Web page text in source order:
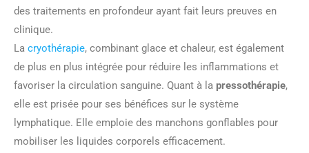
des traitements en profondeur ayant fait leurs preuves en
clinique.
La cryothérapie, combinant glace et chaleur, est également
de plus en plus intégrée pour réduire les inflammations et
favoriser la circulation sanguine. Quant à la pressothérapie,
elle est prisée pour ses bénéfices sur le système
lymphatique. Elle emploie des manchons gonflables pour
mobiliser les liquides corporels efficacement.